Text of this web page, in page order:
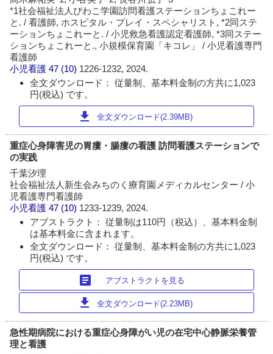
*1社会福祉法人びわこ学園訪問看護ステーションちょこれー
と. / 看護師, ホスピタル・プレイ・スペシャリスト, *2同ステ
ーションちょこれーと. / 小児救急看護認定看護師, *3同ステー
ションちょこれーと., 小規模保育園「キコレ」 / 小児看護専門
看護師
小児看護 47 (10) 1226-1232, 2024.
全文ダウンロード： 従量制、基本料金制の方共に1,023
円(税込) です。
download 全文ダウンロード(2.39MB)
重症心身障害児の胃瘻・腸瘻の看護 訪問看護ステーションで
の実践
千葉汐理
社会福祉法人新生会みちのく療育園メディカルセンター / 小
児看護専門看護師
小児看護 47 (10) 1233-1239, 2024.
アブストラクト： 従量制は110円（税込）、基本料金制
は基本料金に含まれます。
全文ダウンロード： 従量制、基本料金制の方共に1,023
円(税込) です。
article アブストラクトを見る
download 全文ダウンロード(2.23MB)
急性期病院における重症心身障がい児の在宅中心静脈栄養管
理と看護